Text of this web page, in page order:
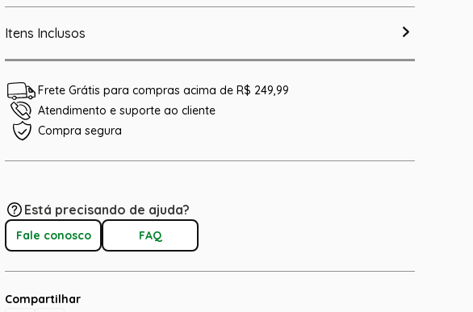
Itens Inclusos
Frete Grátis para compras acima de R$ 249,99
Atendimento e suporte ao cliente
Compra segura
Está precisando de ajuda?
Fale conosco FAQ
Compartilhar